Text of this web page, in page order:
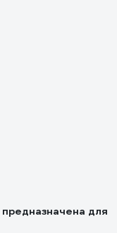
предназначена для